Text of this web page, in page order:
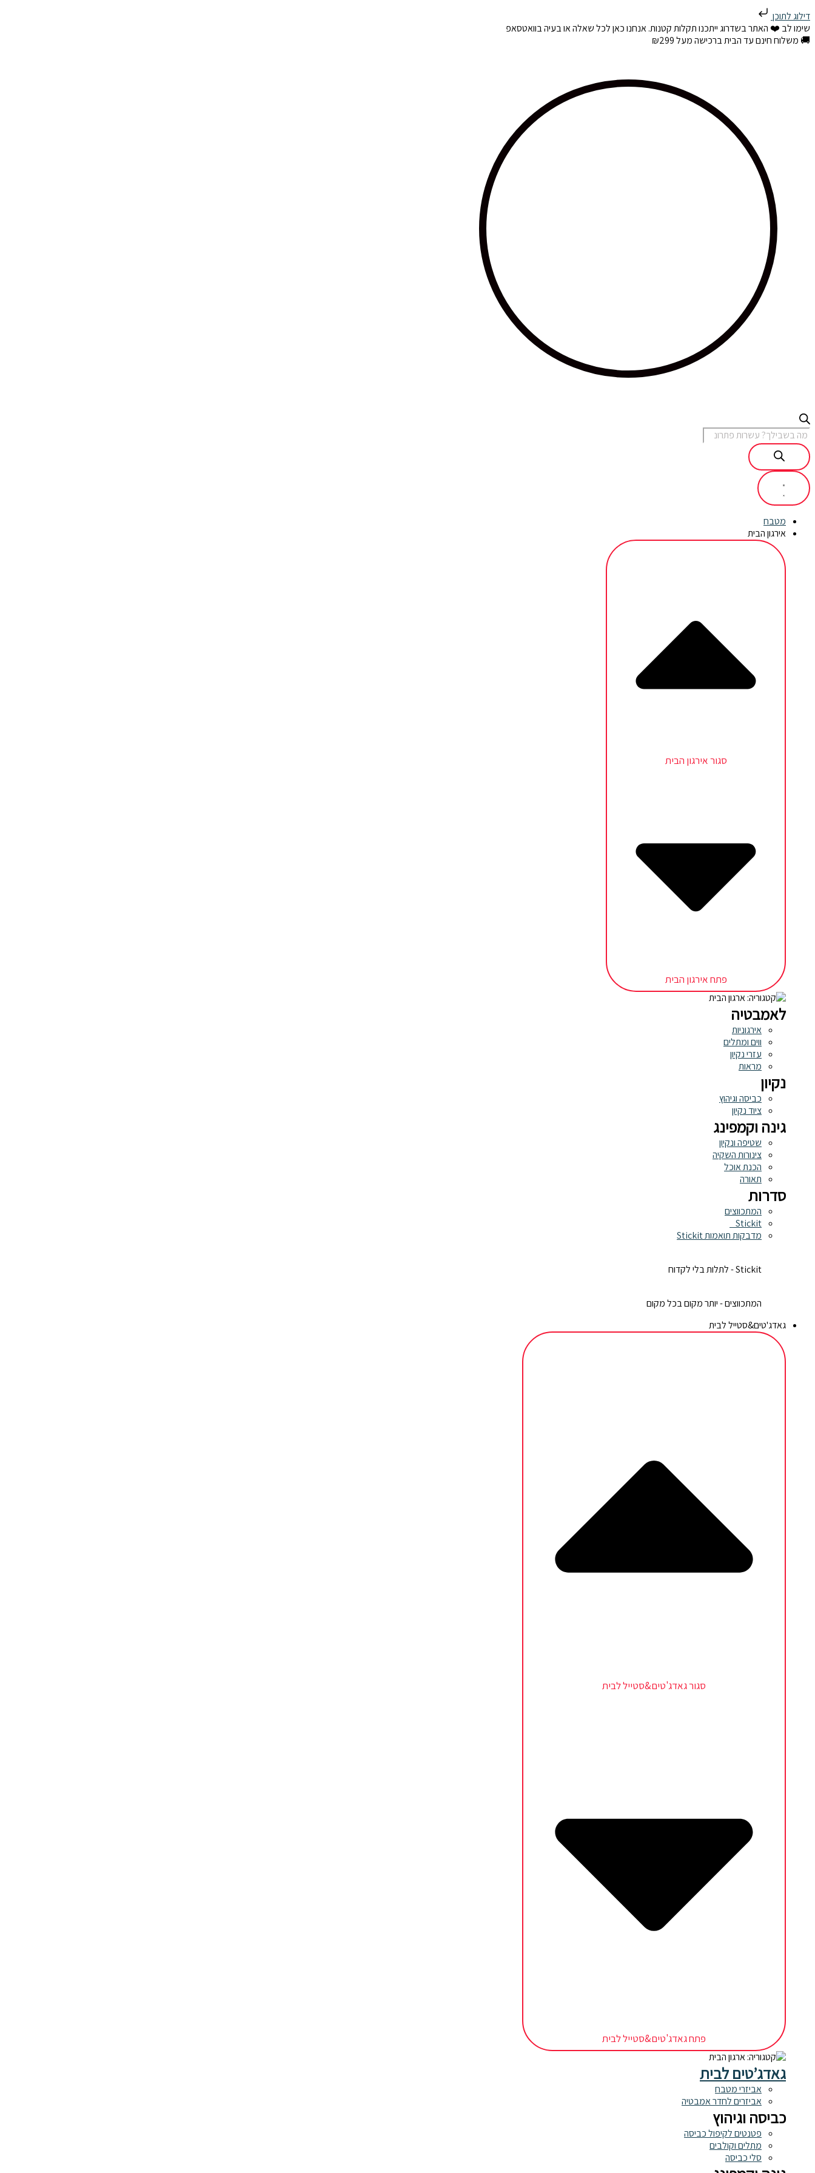
דילוג לתוכן
לתוכן
שימו לב ❤️ האתר בשדרוג ייתכנו תקלות קטנות. אנחנו כאן לכל שאלה או בעיה בוואטסאפ
🚚 משלוח חינם עד הבית ברכישה מעל ₪299
search
מטבח
אירגון הבית
סגור אירגון הבית
פתח אירגון הבית
לאמבטיה
אירגוניות
ווים ומתלים
עזרי נקיון
מראות
נקיון
כביסה וגיהוץ
ציוד נקיון
גינה וקמפינג
שטיפה ונקיון
צינורות השקיה
הכנת אוכל
תאורה
סדרות
המתכווצים
Stickit
מדבקות תואמות Stickit
Stickit - לתלות בלי לקדוח
המתכווצים - יותר מקום בכל מקום
גאדג'טים&סטייל לבית
סגור גאדג'טים&סטייל לבית
פתח גאדג'טים&סטייל לבית
גאדג’טים לבית
אביזרי מטבח
אביזרים לחדר אמבטיה
כביסה וגיהוץ
פטנטים לקיפול כביסה
מתלים וקולבים
סלי כביסה